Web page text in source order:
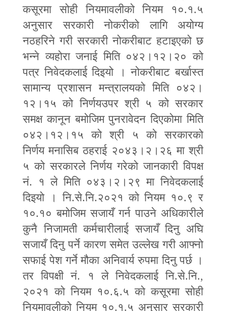
कसूरमा सोही नियमावलीको नियम १०.१.५
अनुसार सरकारी नोकरीको लागि अयोग्य
नठहरिने गरी सरकारी नोकरीबाट हटाइएको छ
भन्ने व्यहोरा जनाई मिति ०४२।१२।२० को
पत्र निवेदकलाई दिइयो । नोकरीबाट बर्खास्त
सामान्य प्रशासन मन्त्रालयको मिति ०४२।
१२।१५ को निर्णयउपर श्री ५ को सरकार
समक्ष कानून बमोजिम पुनरावेदन दिएकोमा मिति
०४२।१२।१५ को श्री ५ को सरकारको
निर्णय मनासिब ठहराई २०४३।२।२६ मा श्री
५ को सरकारले निर्णय गरेको जानकारी विपक्ष
नं. १ ले मिति ०४३।२।२९ मा निवेदकलाई
दिइयो । नि.से.नि.२०२१ को नियम १०.९ र
१०.१० बमोजिम सजायँ गर्न पाउने अधिकारीले
कुनै निजामती कर्मचारीलाई सजायँ दिनु अघि
सजायँ दिनु पर्ने कारण समेत उल्लेख गरी आफ्नो
सफाई पेश गर्ने मौका अनिवार्य रुपमा दिनु पर्छ ।
तर विपक्षी नं. १ ले निवेदकलाई नि.से.नि.,
२०२१ को नियम १०.६.५ को कसूरमा सोही
नियमावलीको नियम १०.१.५ अनुसार सरकारी